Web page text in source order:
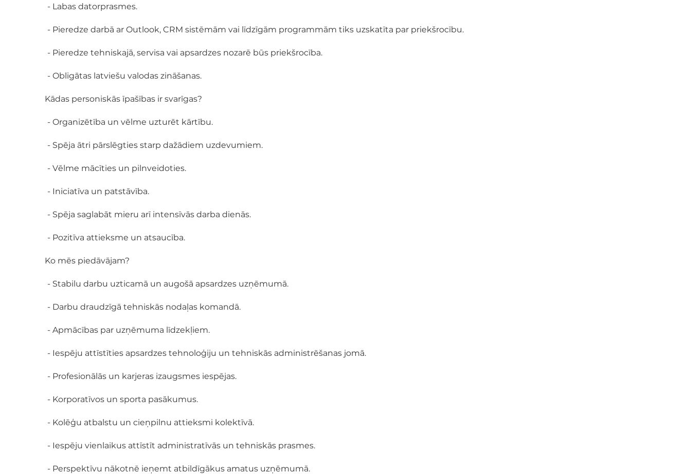
- Labas datorprasmes.
- Pieredze darbā ar Outlook, CRM sistēmām vai līdzīgām programmām tiks uzskatīta par priekšrocību.
- Pieredze tehniskajā, servisa vai apsardzes nozarē būs priekšrocība.
- Obligātas latviešu valodas zināšanas.
Kādas personiskās īpašības ir svarīgas?
- Organizētība un vēlme uzturēt kārtību.
- Spēja ātri pārslēgties starp dažādiem uzdevumiem.
- Vēlme mācīties un pilnveidoties.
- Iniciatīva un patstāvība.
- Spēja saglabāt mieru arī intensīvās darba dienās.
- Pozitīva attieksme un atsaucība.
Ko mēs piedāvājam?
- Stabilu darbu uzticamā un augošā apsardzes uzņēmumā.
- Darbu draudzīgā tehniskās nodaļas komandā.
- Apmācības par uzņēmuma līdzekļiem.
- Iespēju attīstīties apsardzes tehnoloģiju un tehniskās administrēšanas jomā.
- Profesionālās un karjeras izaugsmes iespējas.
- Korporatīvos un sporta pasākumus.
- Kolēģu atbalstu un cieņpilnu attieksmi kolektīvā.
- Iespēju vienlaikus attīstīt administratīvās un tehniskās prasmes.
- Perspektīvu nākotnē ieņemt atbildīgākus amatus uzņēmumā.